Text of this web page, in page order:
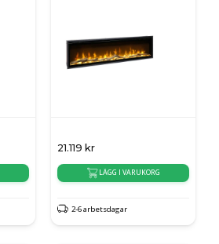
21.119 kr
LÄGG I VARUKORG
2-6 arbetsdagar